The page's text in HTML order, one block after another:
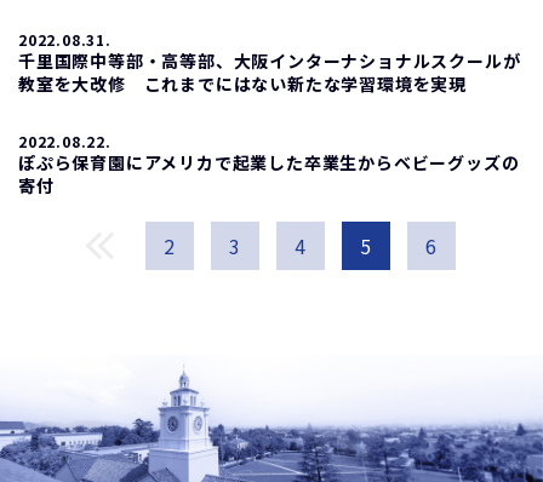
2022.08.31.
千里国際中等部・高等部、大阪インターナショナルスクールが
教室を大改修 これまでにはない新たな学習環境を実現
2022.08.22.
ぽぷら保育園にアメリカで起業した卒業生からベビーグッズの
寄付
2 3 4 5 6